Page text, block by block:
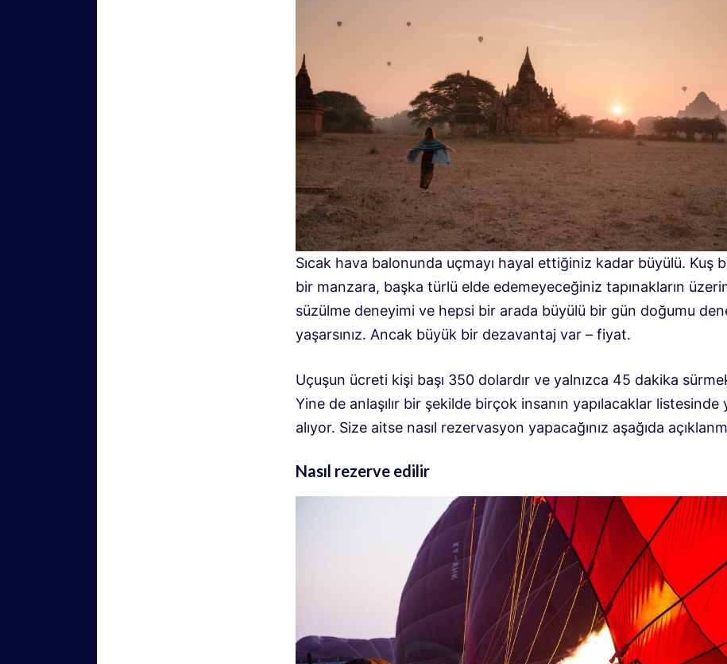
Sıcak hava balonunda uçmayı hayal ettiğiniz kadar büyülü. Kuş
bir manzara, başka türlü elde edemeyeceğiniz tapınakların
süzülme deneyimi ve hepsi bir arada büyülü bir gün doğumu
yaşarsınız. Ancak büyük bir dezavantaj var – fiyat.
Uçuşun ücreti kişi başı 350 dolardır ve yalnızca 45 dakika
Yine de anlaşılır bir şekilde birçok insanın yapılacaklar listesinde
alıyor. Size aitse nasıl rezervasyon yapacağınız aşağıda
Nasıl rezerve edilir